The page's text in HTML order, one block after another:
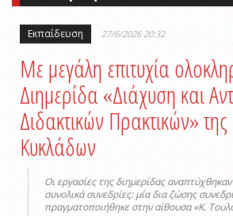
Εκπαίδευση 27/6/2026 20:32
Με μεγάλη επιτυχία
Διημερίδα «Διάχυση και
Διδακτικών Πρακτικών»
Κυκλάδων
Οι εργασίες της διημερίδας
συνολικά συνεδρίες: μία δια ζώσης
πραγματοποιήθηκε στην αίθουσα «Κ.